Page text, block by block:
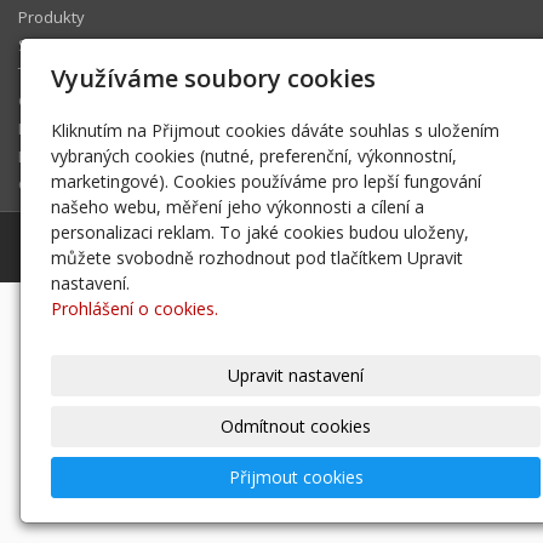
Produkty
Služby/NEW
Technologie
Galerie
Kontakt
Eshop
GDPR
© 2026PROWELD STUD WELDING s.r.o.-|Mapa webu
-webové stránky
Využíváme soubory cookies
Kliknutím na Přijmout cookies dáváte souhlas s uložením
vybraných cookies (nutné, preferenční, výkonnostní,
marketingové). Cookies používáme pro lepší fungování
našeho webu, měření jeho výkonnosti a cílení a
personalizaci reklam. To jaké cookies budou uloženy,
můžete svobodně rozhodnout pod tlačítkem Upravit
nastavení.
Prohlášení o cookies.
Upravit nastavení
Odmítnout cookies
Přijmout cookies